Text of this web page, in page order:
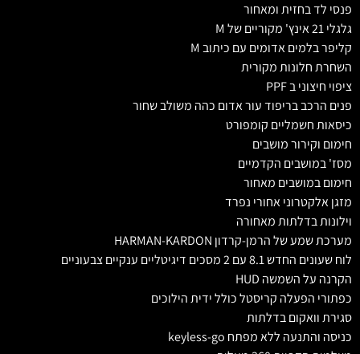
פנסי לד בחזית ומאחור
גלגלי 21 אינץ' מקוריים של M
קליפר בלמים אדומים עם כיתוב M
השחרת חלונות מקורית
ציפוי חיצוני ב PPF
פנים הרכב בריפוד עור אדום כהה משולב שחור
כיסאות חשמליים קומפורט
חימום וקירור מושבים
מסז' במושבים הקדמיים
חימום במושבים מאחור
מזגן אלקטרוני אחורי נפרד
וילונות בדלתות מאחורה
מערכת שמע של הרמן-קרדון HARMAN-KARDON
לוח שעונים החדש 8.1 עם 2 מסכים דיגיטליים ענקיים צבעוניים
הקרנה על השמשה HUD
כפתורי הפעלה קריסטל כולל ידית הילוכים
סגירת וואקום בדלתות
כניסה והתנעה ללא מפתח keyless-go